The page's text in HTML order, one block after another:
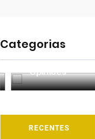
Categorias
Entrevistas
RECENTES